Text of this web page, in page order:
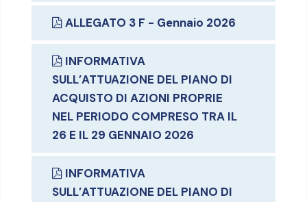
ALLEGATO 3 F - Gennaio 2026
INFORMATIVA
SULL’ATTUAZIONE DEL PIANO DI
ACQUISTO DI AZIONI PROPRIE
NEL PERIODO COMPRESO TRA IL
26 E IL 29 GENNAIO 2026
INFORMATIVA
SULL’ATTUAZIONE DEL PIANO DI